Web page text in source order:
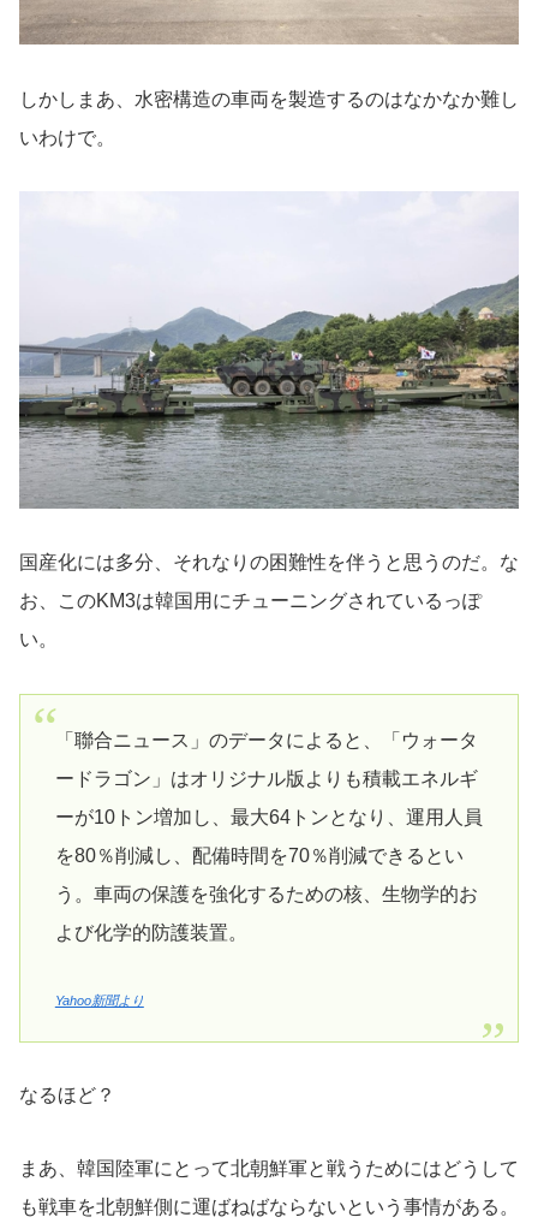
しかしまあ、水密構造の車両を製造するのはなかなか難し
いわけで。
国産化には多分、それなりの困難性を伴うと思うのだ。な
お、このKM3は韓国用にチューニングされているっぽ
い。
「聯合ニュース」のデータによると、「ウォータ
ードラゴン」はオリジナル版よりも積載エネルギ
ーが10トン増加し、最大64トンとなり、運用人員
を80％削減し、配備時間を70％削減できるとい
う。車両の保護を強化するための核、生物学的お
よび化学的防護装置。
Yahoo新聞より
なるほど？
まあ、韓国陸軍にとって北朝鮮軍と戦うためにはどうして
も戦車を北朝鮮側に運ばねばならないという事情がある。